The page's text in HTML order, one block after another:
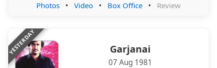
Photos • Video • Box Office • Review
YESTERDAY Garjanai
07 Aug 1981